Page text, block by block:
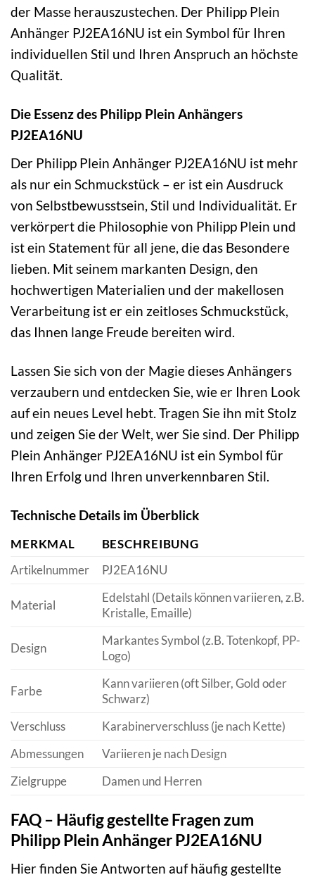
der Masse herauszustechen. Der Philipp Plein
Anhänger PJ2EA16NU ist ein Symbol für Ihren
individuellen Stil und Ihren Anspruch an höchste
Qualität.
Die Essenz des Philipp Plein Anhängers
PJ2EA16NU
Der Philipp Plein Anhänger PJ2EA16NU ist mehr
als nur ein Schmuckstück – er ist ein Ausdruck
von Selbstbewusstsein, Stil und Individualität. Er
verkörpert die Philosophie von Philipp Plein und
ist ein Statement für all jene, die das Besondere
lieben. Mit seinem markanten Design, den
hochwertigen Materialien und der makellosen
Verarbeitung ist er ein zeitloses Schmuckstück,
das Ihnen lange Freude bereiten wird.
Lassen Sie sich von der Magie dieses Anhängers
verzaubern und entdecken Sie, wie er Ihren Look
auf ein neues Level hebt. Tragen Sie ihn mit Stolz
und zeigen Sie der Welt, wer Sie sind. Der Philipp
Plein Anhänger PJ2EA16NU ist ein Symbol für
Ihren Erfolg und Ihren unverkennbaren Stil.
Technische Details im Überblick
MERKMAL
BESCHREIBUNG
Artikelnummer
PJ2EA16NU
Material
Edelstahl (Details können variieren, z.B.
Kristalle, Emaille)
Design
Markantes Symbol (z.B. Totenkopf, PP-
Logo)
Farbe
Kann variieren (oft Silber, Gold oder
Schwarz)
Verschluss
Karabinerverschluss (je nach Kette)
Abmessungen
Variieren je nach Design
Zielgruppe
Damen und Herren
FAQ – Häufig gestellte Fragen zum
Philipp Plein Anhänger PJ2EA16NU
Hier finden Sie Antworten auf häufig gestellte